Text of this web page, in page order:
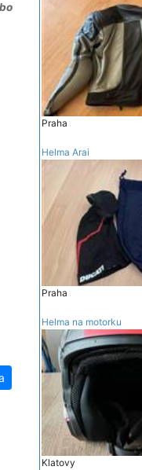
Praha
Helma Arai
Praha
Helma na motorku
Klatovy